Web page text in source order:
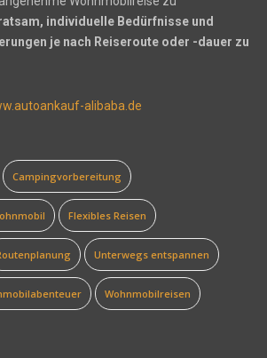
individuelle Bedürfnisse und
je nach Reiseroute oder -dauer zu
alibaba.de
Campingvorbereitung
Flexibles Reisen
Unterwegs entspannen
Wohnmobilreisen